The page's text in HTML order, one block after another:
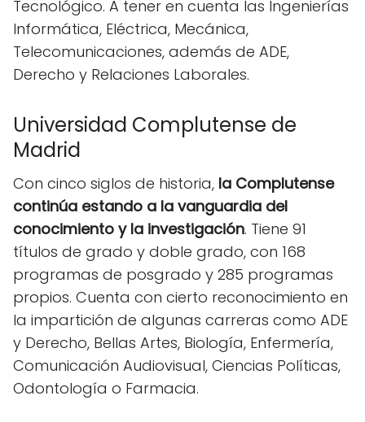
Tecnológico. A tener en cuenta las Ingenierías
Informática, Eléctrica, Mecánica,
Telecomunicaciones, además de ADE,
Derecho y Relaciones Laborales.
Universidad Complutense de
Madrid
Con cinco siglos de historia, la Complutense
continúa estando a la vanguardia del
conocimiento y la investigación. Tiene 91
títulos de grado y doble grado, con 168
programas de posgrado y 285 programas
propios. Cuenta con cierto reconocimiento en
la impartición de algunas carreras como ADE
y Derecho, Bellas Artes, Biología, Enfermería,
Comunicación Audiovisual, Ciencias Políticas,
Odontología o Farmacia.